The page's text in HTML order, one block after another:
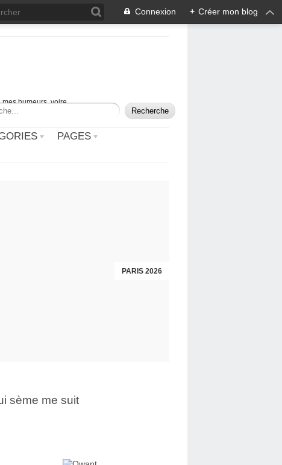
Connexion + Créer mon blog
mes humeurs, voire
PAGES
PARIS 2026
sème me suit